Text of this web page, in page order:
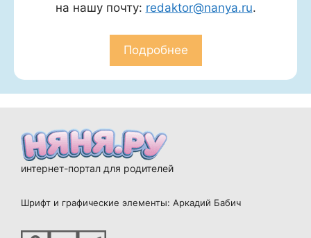
на нашу почту: redaktor@nanya.ru.
Подробнее
интернет-портал для родителей
Шрифт и графические элементы: Аркадий Бабич